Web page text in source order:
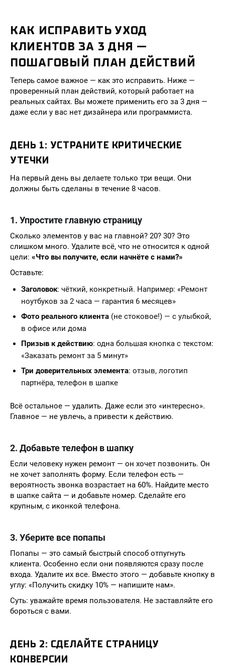
КАК ИСПРАВИТЬ УХОД
КЛИЕНТОВ ЗА 3 ДНЯ —
ПОШАГОВЫЙ ПЛАН ДЕЙСТВИЙ
Теперь самое важное — как это исправить. Ниже —
проверенный план действий, который работает на
реальных сайтах. Вы можете применить его за 3 дня —
даже если у вас нет дизайнера или программиста.
ДЕНЬ 1: УСТРАНИТЕ КРИТИЧЕСКИЕ
УТЕЧКИ
На первый день вы делаете только три вещи. Они
должны быть сделаны в течение 8 часов.
1. Упростите главную страницу
Сколько элементов у вас на главной? 20? 30? Это
слишком много. Удалите всё, что не относится к одной
цели: «Что вы получите, если начнёте с нами?»
Оставьте:
Заголовок: чёткий, конкретный. Например: «Ремонт
ноутбуков за 2 часа — гарантия 6 месяцев»
Фото реального клиента (не стоковое!) — с улыбкой,
в офисе или дома
Призыв к действию: одна большая кнопка с текстом:
«Заказать ремонт за 5 минут»
Три доверительных элемента: отзыв, логотип
партнёра, телефон в шапке
Всё остальное — удалить. Даже если это «интересно».
Главное — не увлечь, а привести к действию.
2. Добавьте телефон в шапку
Если человеку нужен ремонт — он хочет позвонить. Он
не хочет заполнять форму. Если телефон есть —
вероятность звонка возрастает на 60%. Найдите место
в шапке сайта — и добавьте номер. Сделайте его
крупным, с иконкой телефона.
3. Уберите все попапы
Попапы — это самый быстрый способ отпугнуть
клиента. Особенно если они появляются сразу после
входа. Удалите их все. Вместо этого — добавьте кнопку в
углу: «Получить скидку 10% — напишите нам».
Суть: уважайте время пользователя. Не заставляйте его
бороться с вами.
ДЕНЬ 2: СДЕЛАЙТЕ СТРАНИЦУ
КОНВЕРСИИ